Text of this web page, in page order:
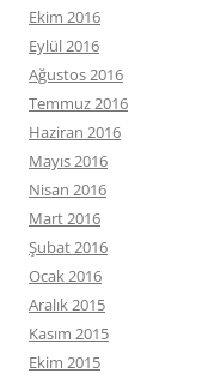
Ekim 2016
Eylül 2016
Ağustos 2016
Temmuz 2016
Haziran 2016
Mayıs 2016
Nisan 2016
Mart 2016
Şubat 2016
Ocak 2016
Aralık 2015
Kasım 2015
Ekim 2015